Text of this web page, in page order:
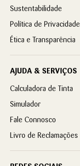
Sustentabilidade
Política de Privacidade
Ética e Transparência
AJUDA & SERVIÇOS
Calculadora de Tinta
Simulador
Fale Connosco
Livro de Reclamações